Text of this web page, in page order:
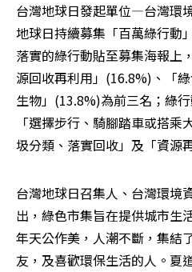
台灣地球日發起單位—台灣環
地球日持續募集「百萬綠行動
落實的綠行動貼至募集海報上
源回收再利用」(16.8%)、「
生物」(13.8%)為前三名；綠
「選擇步行、騎腳踏車或搭
圾分類、落實回收」及「資源
台灣地球日召集人、台灣環境
出，綠色市集旨在提供城市生
年天公作美，人潮不斷，集結
友，及喜歡環保生活的人。夏